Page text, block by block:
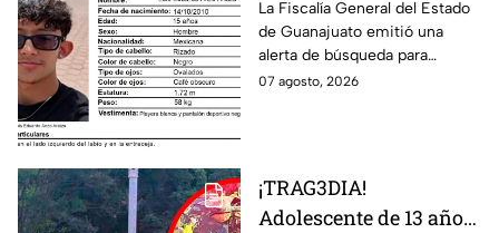
Eduardo Anzo Araiza
desaparecido en San
Felipe
La Fiscalía General del Estado
de Guanajuato emitió una
alerta de búsqueda para
localizar al menor Luis Eduardo
07 agosto, 2026
¡TRAG3DIA!
Adolescente de 13 años